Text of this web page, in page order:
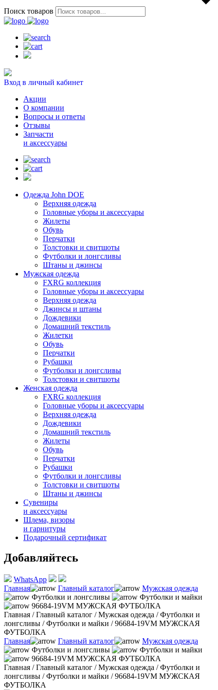
Поиск товаров
Вход в личный кабинет
Акции
О компании
Вопросы и ответы
Отзывы
Запчасти
и аксессуары
Одежда John DOE
Верхняя одежда
Головные уборы и аксессуары
Жилеты
Обувь
Перчатки
Толстовки и свитшоты
Футболки и лонгсливы
Штаны и джинсы
Мужская одежда
FXRG коллекция
Головные уборы и аксессуары
Верхняя одежда
Джинсы и штаны
Дождевики
Домашний текстиль
Жилетки
Обувь
Перчатки
Рубашки
Футболки и лонгсливы
Толстовки и свитшоты
Женская одежда
FXRG коллекция
Головные уборы и аксессуары
Верхняя одежда
Дождевики
Домашний текстиль
Жилеты
Обувь
Перчатки
Рубашки
Футболки и лонгсливы
Толстовки и свитшоты
Штаны и джинсы
Сувениры
и аксессуары
Шлема, визоры
и гарнитуры
Подарочный сертификат
Добавляйтесь
WhatsApp
Главная
Главный каталог
Мужская одежда
Футболки и лонгсливы
Футболки и майки
96684-19VM МУЖСКАЯ ФУТБОЛКА
Главная /Главный каталог /Мужская одежда /Футболки и
лонгсливы /Футболки и майки /96684-19VM МУЖСКАЯ
ФУТБОЛКА
Главная
Главный каталог
Мужская одежда
Футболки и лонгсливы
Футболки и майки
96684-19VM МУЖСКАЯ ФУТБОЛКА
Главная /Главный каталог /Мужская одежда /Футболки и
лонгсливы /Футболки и майки /96684-19VM МУЖСКАЯ
ФУТБОЛКА